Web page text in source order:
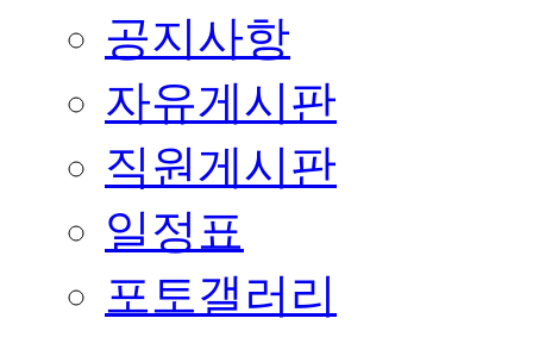
공지사항
자유게시판
직원게시판
일정표
포토갤러리